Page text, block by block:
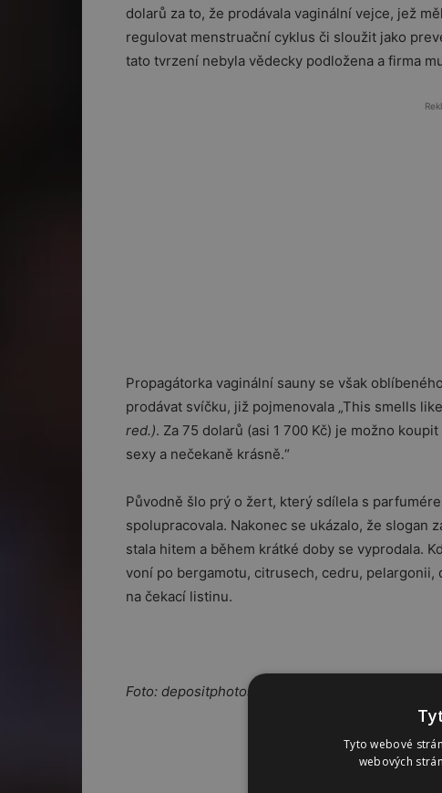
dolarů za to, že prodávala vaginální vejce, jež
regulovat menstruační cyklus či sloužit jako
tato tvrzení nebyla vědecky podložena a firma
Propagátorka vaginální sauny se však
prodávat svíčku, již pojmenovala „This smells
red.). Za 75 dolarů (asi 1 700 Kč) je možno
sexy a nečekaně krásně.“
Původně šlo prý o žert, který sdílela s
spolupracovala. Nakonec se ukázalo, že slogan
stala hitem a během krátké doby se vyprodala.
voní po bergamotu, citrusech, cedru,
na čekací listinu.
Foto: depositphotos.com
Tyto webové
webových